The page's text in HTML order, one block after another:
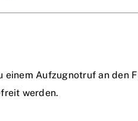
einem Aufzugnotruf an
werden.